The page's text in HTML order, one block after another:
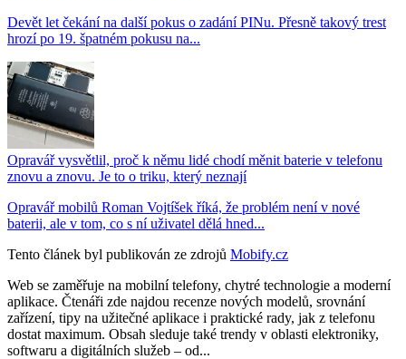
Devět let čekání na další pokus o zadání PINu. Přesně takový trest
hrozí po 19. špatném pokusu na...
Opravář vysvětlil, proč k němu lidé chodí měnit baterie v telefonu
znovu a znovu. Je to o triku, který neznají
Opravář mobilů Roman Vojtíšek říká, že problém není v nové
baterii, ale v tom, co s ní uživatel dělá hned...
Tento článek byl publikován ze zdrojů Mobify.cz
Web se zaměřuje na mobilní telefony, chytré technologie a moderní
aplikace. Čtenáři zde najdou recenze nových modelů, srovnání
zařízení, tipy na užitečné aplikace i praktické rady, jak z telefonu
dostat maximum. Obsah sleduje také trendy v oblasti elektroniky,
softwaru a digitálních služeb – od...